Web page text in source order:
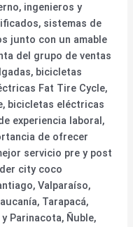
ingenieros y
sistemas de
junto con un amable
del grupo de ventas
bicicletas
Fat Tire Cycle,
bicicletas eléctricas
experiencia laboral,
de ofrecer
servicio pre y post
city coco
Valparaíso,
Tarapacá,
Parinacota, Ñuble,